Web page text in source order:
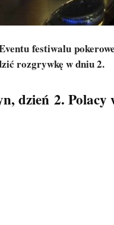
festiwalu
rozgrywkę w dniu 2.
dzień 2. Polacy